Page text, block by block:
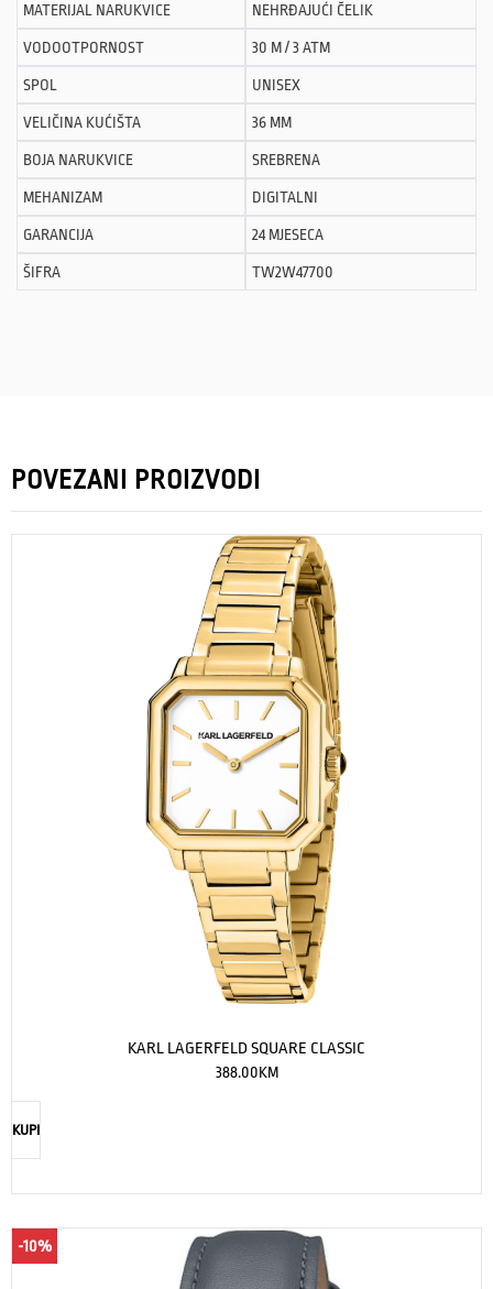
MATERIJAL NARUKVICE NEHRĐAJUĆI ČELIK
VODOOTPORNOST 30 M / 3 ATM
SPOL UNISEX
VELIČINA KUĆIŠTA 36 MM
BOJA NARUKVICE SREBRENA
MEHANIZAM DIGITALNI
GARANCIJA 24 MJESECA
ŠIFRA TW2W47700
POVEZANI PROIZVODI
KARL LAGERFELD SQUARE CLASSIC
388.00KM
KUPI
-10%